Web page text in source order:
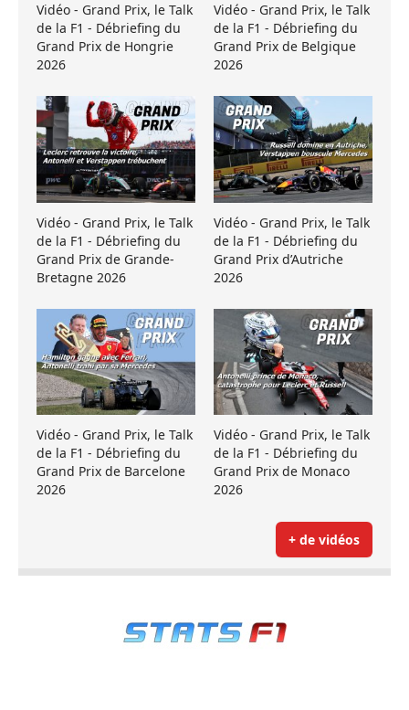
Vidéo - Grand Prix, le Talk
de la F1 - Débriefing du
Grand Prix de Hongrie
2026
Vidéo - Grand Prix, le Talk
de la F1 - Débriefing du
Grand Prix de Belgique
2026
Vidéo - Grand Prix, le Talk
de la F1 - Débriefing du
Grand Prix de Grande-
Bretagne 2026
Vidéo - Grand Prix, le Talk
de la F1 - Débriefing du
Grand Prix d’Autriche
2026
Vidéo - Grand Prix, le Talk
de la F1 - Débriefing du
Grand Prix de Barcelone
2026
Vidéo - Grand Prix, le Talk
de la F1 - Débriefing du
Grand Prix de Monaco
2026
+ de vidéos